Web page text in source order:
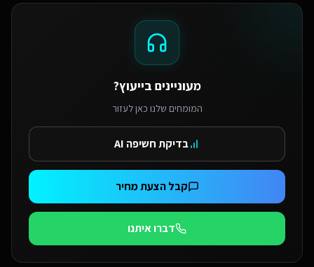
מעוניינים בייעוץ?
המומחים שלנו כאן לעזור
בדיקת חשיפה AI
קבל הצעת מחיר
דברו איתנו